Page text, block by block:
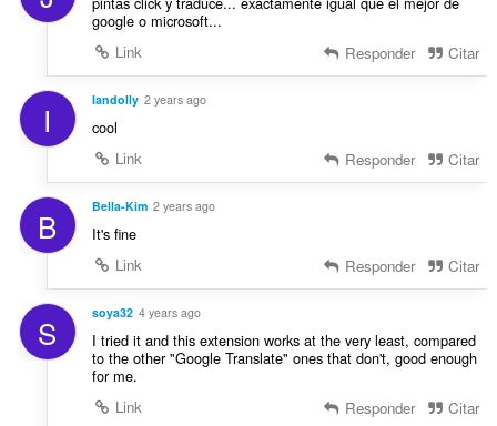
s
c
õ
e
google o microsoft...
Link
Responder Citar
I Iandolly 2 years ago
cool
Link
Responder Citar
B Bella-Kim 2 years ago
It's fine
Link
Responder Citar
S soya32 4 years ago
I tried it and this extension works at the very least, compared
to the other "Google Translate" ones that don't, good enough
for me.
Link
Responder Citar